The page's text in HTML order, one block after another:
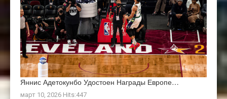
Яннис Адетокунбо Удостоен Награды Европе…
март 10, 2026 Hits:447